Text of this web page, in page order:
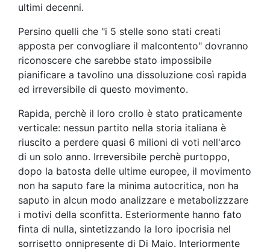
ultimi decenni.
Persino quelli che "i 5 stelle sono stati creati
apposta per convogliare il malcontento" dovranno
riconoscere che sarebbe stato impossibile
pianificare a tavolino una dissoluzione così rapida
ed irreversibile di questo movimento.
Rapida, perchè il loro crollo è stato praticamente
verticale: nessun partito nella storia italiana è
riuscito a perdere quasi 6 milioni di voti nell'arco
di un solo anno. Irreversibile perchè purtoppo,
dopo la batosta delle ultime europee, il movimento
non ha saputo fare la minima autocritica, non ha
saputo in alcun modo analizzare e metabolizzzare
i motivi della sconfitta. Esteriormente hanno fato
finta di nulla, sintetizzando la loro ipocrisia nel
sorrisetto onnipresente di Di Maio. Interiormente